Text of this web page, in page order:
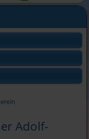
Adolf-